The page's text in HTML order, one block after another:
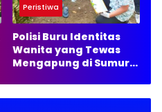
Peristiwa
Polisi Buru Identitas
Wanita yang Tewas
Mengapung di Sumur